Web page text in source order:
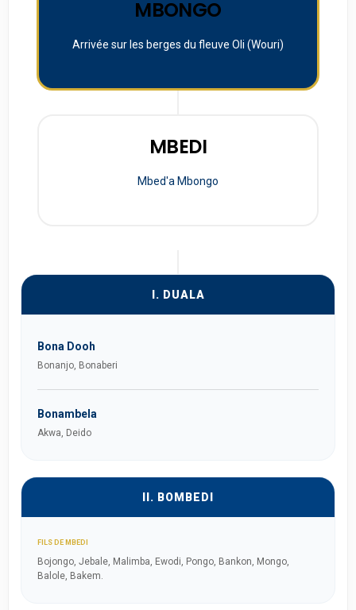
MBONGO
Arrivée sur les berges du fleuve Oli (Wouri)
MBEDI
Mbed'a Mbongo
I. DUALA
Bona Dooh
Bonanjo, Bonaberi
Bonambela
Akwa, Deido
II. BOMBEDI
FILS DE MBEDI
Bojongo, Jebale, Malimba, Ewodi, Pongo, Bankon, Mongo,
Balole, Bakem.